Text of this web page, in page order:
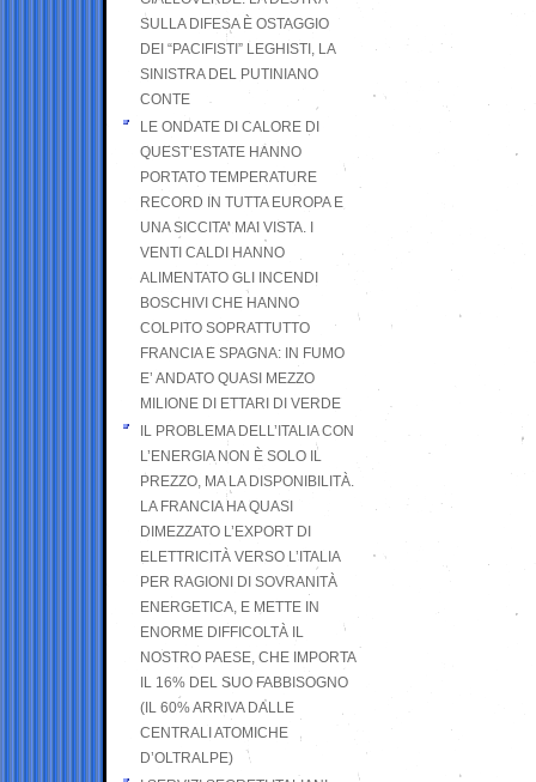
SULLA DIFESA È OSTAGGIO
DEI “PACIFISTI” LEGHISTI, LA
SINISTRA DEL PUTINIANO
CONTE
LE ONDATE DI CALORE DI
QUEST’ESTATE HANNO
PORTATO TEMPERATURE
RECORD IN TUTTA EUROPA E
UNA SICCITA’ MAI VISTA. I
VENTI CALDI HANNO
ALIMENTATO GLI INCENDI
BOSCHIVI CHE HANNO
COLPITO SOPRATTUTTO
FRANCIA E SPAGNA: IN FUMO
E’ ANDATO QUASI MEZZO
MILIONE DI ETTARI DI VERDE
IL PROBLEMA DELL’ITALIA CON
L’ENERGIA NON È SOLO IL
PREZZO, MA LA DISPONIBILITÀ.
LA FRANCIA HA QUASI
DIMEZZATO L’EXPORT DI
ELETTRICITÀ VERSO L’ITALIA
PER RAGIONI DI SOVRANITÀ
ENERGETICA, E METTE IN
ENORME DIFFICOLTÀ IL
NOSTRO PAESE, CHE IMPORTA
IL 16% DEL SUO FABBISOGNO
(IL 60% ARRIVA DALLE
CENTRALI ATOMICHE
D’OLTRALPE)